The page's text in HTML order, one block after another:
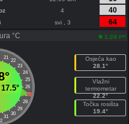
4
40
svi , 3
64
°C
1:24 pm
21
22
23
24
25
26
27
28
29
30
31
17.5°
Osjeća kao
28.1°
Vlažni
termometar
22.2°
Točka rosišta
19.4°